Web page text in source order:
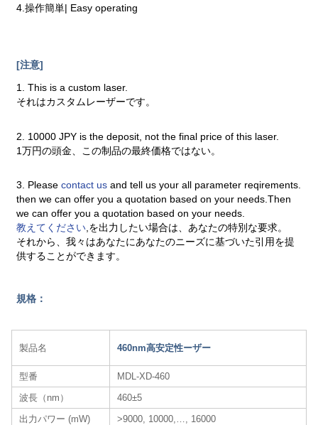
4.操作簡単| Easy operating
[注意]
1. This is a custom laser.
それはカスタムレーザーです。
2. 10000 JPY is the deposit, not the final price of this laser.
1万円の頭金、この制品の最終価格ではない。
3. Pleasecontact usand tell us your all parameter reqirements.
then we can offer you a quotation based on your needs.Then
we can offer you a quotation based on your needs.
教えてください,を出力したい場合は、あなたの特別な要求。
それから、我々はあなたにあなたのニーズに基づいた引用を提
供することができます。
規格：
製品名 460nm高安定性ーザー
型番
MDL-XD-460
波長（nm）
460±5
出力パワー (mW)
>9000, 10000,…, 16000